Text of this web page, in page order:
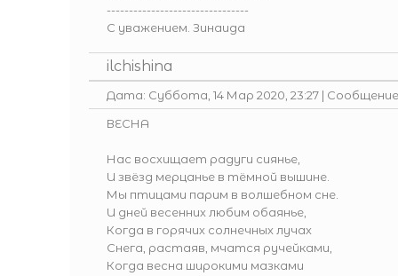
--------------------------------
С уважением. Зинаида
ilchishina
Дата: Суббота, 14 Мар 2020, 23:27 |
ВЕСНА
Нас восхищает радуги сиянье,
И звёзд мерцанье в тёмной вышине.
Мы птицами парим в волшебном сне.
И дней весенних любим обаянье,
Когда в горячих солнечных лучах
Снега, растаяв, мчатся ручейками,
Когда весна широкими мазками